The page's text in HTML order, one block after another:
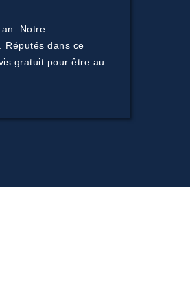
Notre
Réputés dans ce
gratuit pour être au